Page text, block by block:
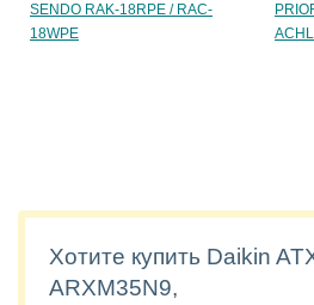
SENDO RAK-18RPE / RAC-
18WPE
Хотите купить Daikin
ARXM35N9,